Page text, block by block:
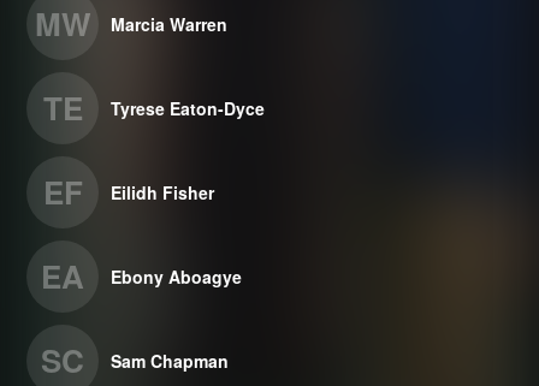
MW Marcia Warren
TE Tyrese Eaton-Dyce
EF Eilidh Fisher
EA Ebony Aboagye
SC Sam Chapman